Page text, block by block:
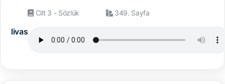
livas
Cilt 3 - Sözlük 349. Sayfa